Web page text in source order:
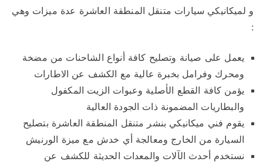
و لميكانيكي سيارات متنقل المنطقة العاشرة عدة ميزات وهي
:
يعمل على صيانة وتصليح كافة أنواع الشاحنات من مضخة
ومحرك وفرامل بخبرة عالية مع الكشف عن الاطارات
يؤمن كافة القطع الأصلية وعبوات الزيت المكفول
والبطاريات المضمونة ذات الجودة العالية
يقوم فني ميكانيكي بنشر متنقل المنطقة العاشرة بتصليح
السيارة من الخارج ومعالجة أي خدش مع ميزة الورنيش
نستخدم أحدث الآلات والمعدات الحديثة للكشف عن